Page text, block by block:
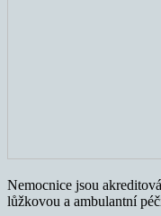
Nemocnice jsou
lůžkovou a ambulantní